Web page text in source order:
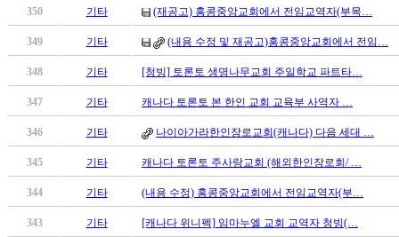
밍
넷
minky
체
안
350 기타 (재공고) 홍콩중앙교회에서 전임교역자(부목…
349 기타 (내용 수정 및 재공고)홍콩중앙교회에서 전임…
348 기타 [청빙] 토론토 생명나무교회 주일학교 파트타…
347 기타 캐나다 토론토 본 한인 교회 교육부 사역자 …
346 기타 나이아가라한인장로교회(캐나다) 다음 세대 …
345 기타 캐나다 토론토 주사랑교회 (해외한인장로회/ …
344 기타 (내용 수정) 홍콩중앙교회에서 전임교역자(부…
343 기타 [캐나다 위니펙] 임마누엘 교회 교역자 청빙(…